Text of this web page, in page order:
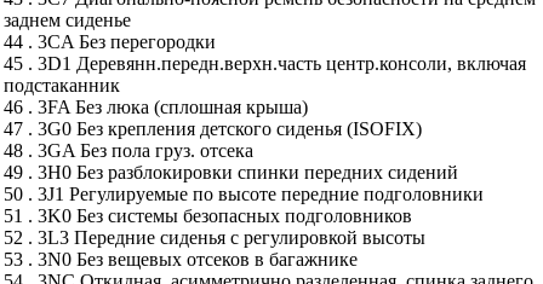
заднем сиденье
44 . 3CA Без перегородки
45 . 3D1 Деревянн.передн.верхн.часть центр.консоли, включая
подстаканник
46 . 3FA Без люка (сплошная крыша)
47 . 3G0 Без крепления детского сиденья (ISOFIX)
48 . 3GA Без пола груз. отсека
49 . 3H0 Без разблокировки спинки передних сидений
50 . 3J1 Регулируемые по высоте передние подголовники
51 . 3K0 Без системы безопасных подголовников
52 . 3L3 Передние сиденья с регулировкой высоты
53 . 3N0 Без вещевых отсеков в багажнике